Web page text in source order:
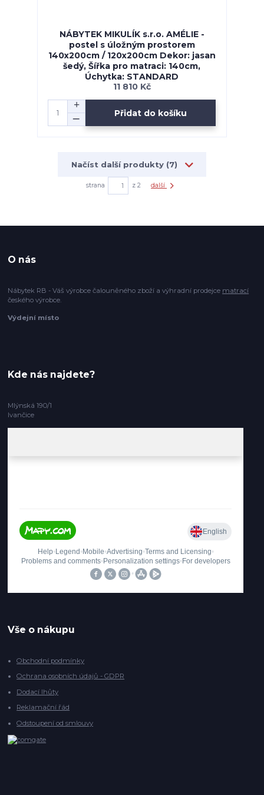
NÁBYTEK MIKULÍK s.r.o. AMÉLIE -
postel s úložným prostorem
140x200cm / 120x200cm Dekor: jasan
šedý, Šířka pro matraci: 140cm,
Úchytka: STANDARD
11 810 Kč
Přidat do košíku
Načíst další produkty (7)
strana z 2 další
O nás
Nábytek RB - Váš výrobce čalouněného zboží a výhradní prodejce matrací
českého výrobce.
Výdejní místo
Kde nás najdete?
Mlýnská 190/1
Ivančice
Vše o nákupu
Obchodní podmínky
Ochrana osobních údajů - GDPR
Dodací lhůty
Reklamační řád
Odstoupení od smlouvy